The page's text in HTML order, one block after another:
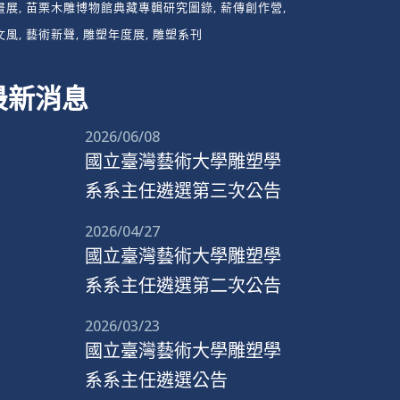
展 苗栗木雕博物館典藏專輯研究圖錄 薪傳創作營
風 藝術新聲 雕塑年度展 雕塑系刊
新消息
2026/06/08
國立臺灣藝術大學雕塑學
系系主任遴選第三次公告
2026/04/27
國立臺灣藝術大學雕塑學
系系主任遴選第二次公告
2026/03/23
國立臺灣藝術大學雕塑學
系系主任遴選公告